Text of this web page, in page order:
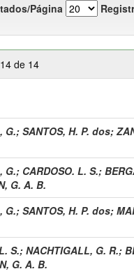
Página
de 14
G.; SANTOS, H. P. dos;
G.; CARDOSO. L. S.;
G. A. B.
G.; SANTOS, H. P. dos;
S.; NACHTIGALL, G. R.;
G. A. B.